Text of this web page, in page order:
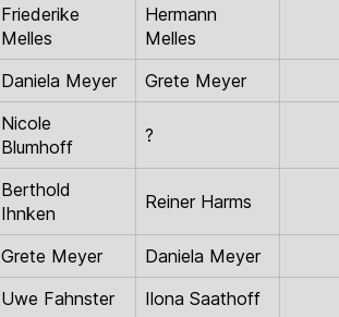
Friederike
Melles
Hermann
Melles
Daniela Meyer Grete Meyer
Nicole
Blumhoff
?
Berthold
Ihnken
Reiner Harms
Grete Meyer
Daniela Meyer
Uwe Fahnster
Ilona Saathoff